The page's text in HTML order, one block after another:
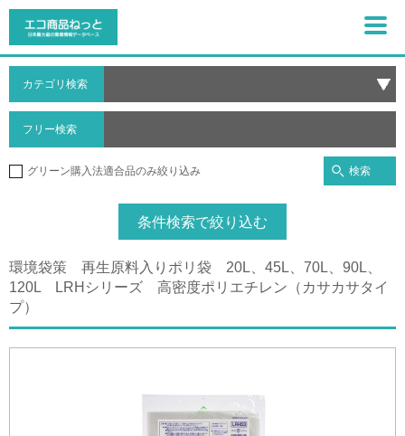
カテゴリ検索
フリー検索
グリーン購入法適合品のみ絞り込み 検索
条件検索で絞り込む
環境袋策 再生原料入りポリ袋 20L、45L、70L、90L、
120L LRHシリーズ 高密度ポリエチレン（カサカサタイ
プ）